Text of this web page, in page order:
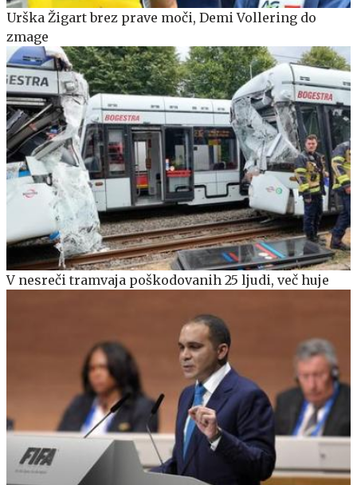
Urška Žigart brez prave moči, Demi Vollering do
zmage
V nesreči tramvaja poškodovanih 25 ljudi, več huje